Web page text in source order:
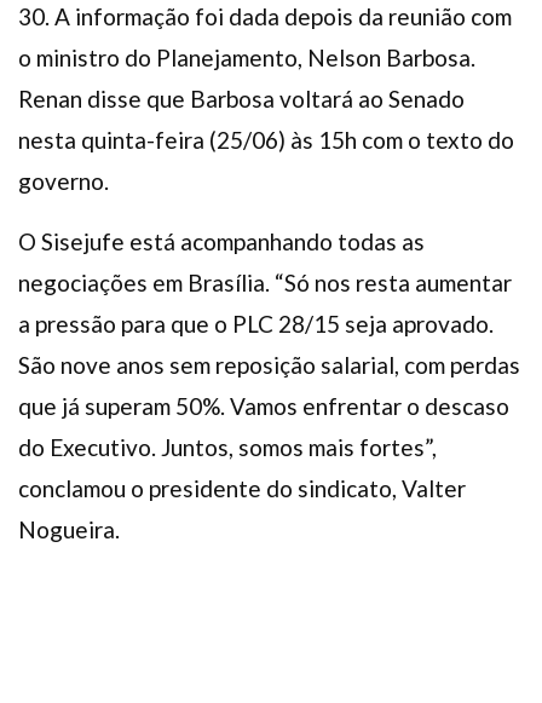
30. A informação foi dada depois da reunião com
o ministro do Planejamento, Nelson Barbosa.
Renan disse que Barbosa voltará ao Senado
nesta quinta-feira (25/06) às 15h com o texto do
governo.
O Sisejufe está acompanhando todas as
negociações em Brasília. “Só nos resta aumentar
a pressão para que o PLC 28/15 seja aprovado.
São nove anos sem reposição salarial, com perdas
que já superam 50%. Vamos enfrentar o descaso
do Executivo. Juntos, somos mais fortes”,
conclamou o presidente do sindicato, Valter
Nogueira.